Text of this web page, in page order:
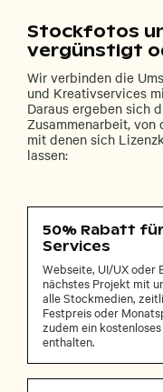
Stockfotos
vergünstigt
Wir verbinden die
und Kreativservices
Daraus ergeben sich
Zusammenarbeit,
mit denen sich
lassen:
50% Rabatt
Services
Webseite, UI/UX oder
nächstes Projekt mit
alle Stockmedien,
Festpreis oder
zudem ein
enthalten.